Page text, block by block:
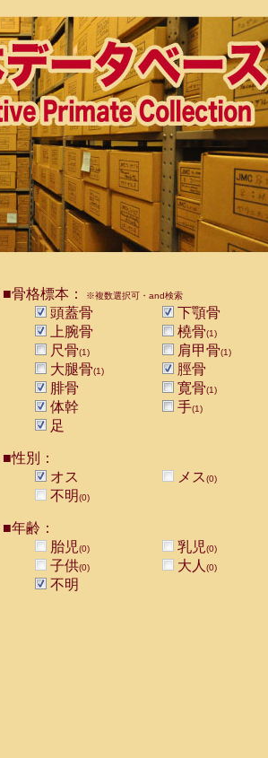
■骨格標本： ※複数選択可・and検索
頭蓋骨
下顎骨
上腕骨
橈骨(1)
尺骨(1) 肩甲骨(1)
大腿骨(1)
脛骨
腓骨
寛骨(1)
体幹 手(1)
足
■性別：
オス
メス(0)
不明(0)
■年齢：
胎児(0) 乳児(0)
子供(0) 大人 (0)
不明